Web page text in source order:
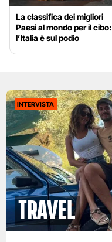
La classifica dei migliori
Paesi al mondo per il cibo:
l’Italia è sul podio
INTERVISTA
Travel